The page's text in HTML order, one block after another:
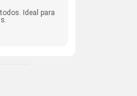
Ideal para